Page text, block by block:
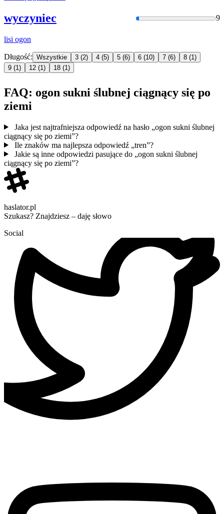
wyczyniec 9
lisi ogon
Długość: Wszystkie 3 (2) 4 (5) 5 (6) 6 (10) 7 (6) 8 (1)
9 (1) 12 (1) 18 (1)
FAQ: ogon sukni ślubnej ciągnący się po
ziemi
Jaka jest najtrafniejsza odpowiedź na hasło „ogon sukni ślubnej
ciągnący się po ziemi”?
Ile znaków ma najlepsza odpowiedź „tren”?
Jakie są inne odpowiedzi pasujące do „ogon sukni ślubnej
ciągnący się po ziemi”?
haslator.pl
Szukasz? Znajdziesz – daję słowo
Social